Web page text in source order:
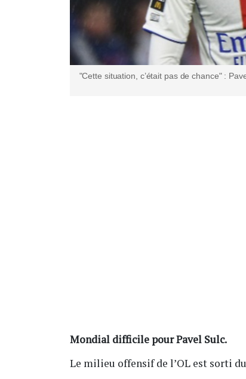
"Cette situation, c’était pas de chance" :
Mondial difficile pour Pavel Sulc.
Le milieu offensif de l’OL est sorti